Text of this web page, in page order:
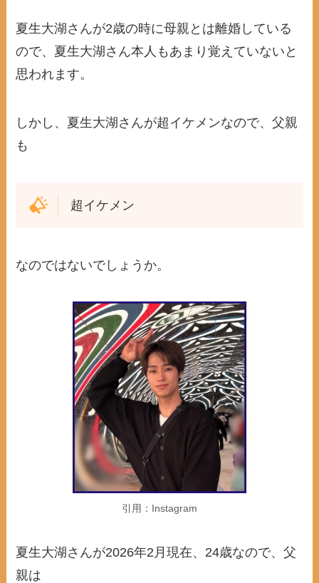
夏生大湖さんが2歳の時に母親とは離婚している
ので、夏生大湖さん本人もあまり覚えていないと
思われます。
しかし、夏生大湖さんが超イケメンなので、父親
も
超イケメン
なのではないでしょうか。
引用：Instagram
夏生大湖さんが2026年2月現在、24歳なので、父
親は